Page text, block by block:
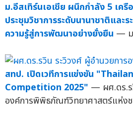
ม.อีสเทิร์นเอเชีย ผนึกกำลัง 5 เครื
ประชุมวิชาการระดับนานาชาติและ
ความรู้สู่การพัฒนาอย่างยั่งยืน — ม
สทป. เปิดเวทีการแข่งขัน
Competition 2025" — ผศ.ดร.ร
องค์การพิพิธภัณฑ์วิทยาศาสตร์แห่ง